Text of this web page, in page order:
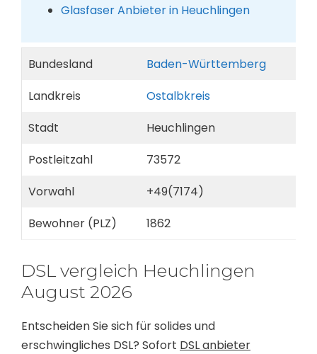
Glasfaser Anbieter in Heuchlingen
Bundesland
Baden-Württemberg
Landkreis
Ostalbkreis
Stadt
Heuchlingen
Postleitzahl
73572
Vorwahl
+49(7174)
Bewohner (PLZ)
1862
DSL vergleich Heuchlingen
August 2026
Entscheiden Sie sich für solides und
erschwingliches DSL? Sofort DSL anbieter